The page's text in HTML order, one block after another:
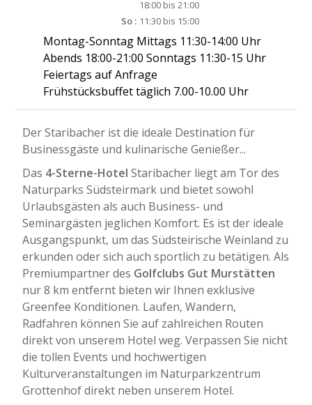
18:00 bis 21:00
So : 11:30 bis 15:00
Montag-Sonntag Mittags 11:30-14:00 Uhr
Abends 18:00-21:00 Sonntags 11:30-15 Uhr
Feiertags auf Anfrage
Frühstücksbuffet täglich 7.00-10.00 Uhr
Der Staribacher ist die ideale Destination für
Businessgäste und kulinarische Genießer...
Das 4-Sterne-HotelStaribacher liegt am Tor des
Naturparks Südsteirmark und bietet sowohl
Urlaubsgästen als auch Business- und
Seminargästen jeglichen Komfort. Es ist der ideale
Ausgangspunkt, um das Südsteirische Weinland zu
erkunden oder sich auch sportlich zu betätigen. Als
Premiumpartner des Golfclubs Gut Murstätten
nur 8 km entfernt bieten wir Ihnen exklusive
Greenfee Konditionen. Laufen, Wandern,
Radfahren können Sie auf zahlreichen Routen
direkt von unserem Hotel weg. Verpassen Sie nicht
die tollen Events und hochwertigen
Kulturveranstaltungen im Naturparkzentrum
Grottenhof direkt neben unserem Hotel.